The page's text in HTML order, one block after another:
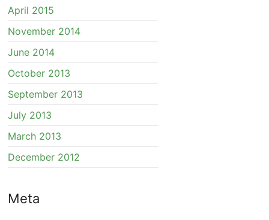
April 2015
November 2014
June 2014
October 2013
September 2013
July 2013
March 2013
December 2012
Meta